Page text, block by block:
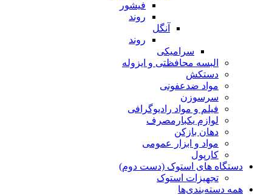
فیشور
روند
آنگل
روند
سرامیکی
البسه محافظتی و ایزوله
دستکش
مواد ضدعفونی
سرسوزن
فیلم و مواد رادیوگرافی
لوازم یکبارمصرف
دهان بازکن
مواد و ابزار عمومی
کارپول
دستگاه های استوک (دست دوم)
تجهیزات استوک
همه دسته‌بندی‌ها